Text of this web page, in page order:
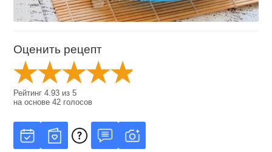
Оценить рецепт
Рейтинг4.93 из5
на основе42 голосов